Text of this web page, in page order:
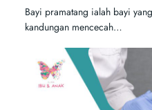
Bayi pramatang ialah bayi
kandungan mencecah…